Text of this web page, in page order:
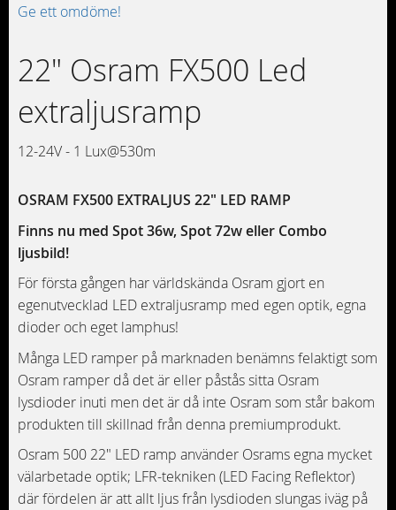
Ge ett omdöme!
22" Osram FX500 Led
extraljusramp
12-24V - 1 Lux@530m
OSRAM FX500 EXTRALJUS 22" LED RAMP
Finns nu med Spot 36w, Spot 72w eller Combo
ljusbild!
För första gången har världskända Osram gjort en
egenutvecklad LED extraljusramp med egen optik, egna
dioder och eget lamphus!
Många LED ramper på marknaden benämns felaktigt som
Osram ramper då det är eller påstås sitta Osram
lysdioder inuti men det är då inte Osram som står bakom
produkten till skillnad från denna premiumprodukt.
Osram 500 22" LED ramp använder Osrams egna mycket
välarbetade optik; LFR-tekniken (LED Facing Reflektor)
där fördelen är att allt ljus från lysdioden slungas iväg på